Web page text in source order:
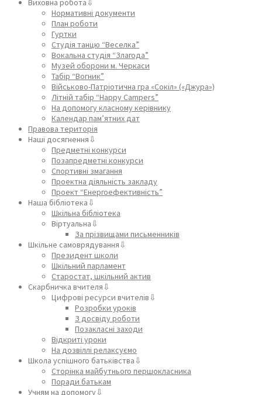
Виховна робота⇩
Нормативні документи
План роботи
Гуртки
Студія танцю “Веселка”
Вокальна студія “Злагода”
Музей оборони м. Черкаси
Табір “Вогник”
Військово-Патріотична гра «Сокіл» («Джура»)
Літній табір “Happy Campers”
На допомогу класному керівнику
Календар пам’ятних дат
Правова територія
Наші досягнення⇩
Предметні конкурси
Позапредметні конкурси
Спортивні змагання
Проектна діяльність закладу
Проект “Енергоефективність”
Наша бібліотека⇩
Шкільна бібліотека
Віртуальна⇩
За прізвищами письменників
Шкільне самоврядування⇩
Президент школи
Шкільний парламент
Старостат, шкільний актив
Скарбничка вчителя⇩
Цифрові ресурси вчителів⇩
Розробки уроків
З досвіду роботи
Позакласні заходи
Відкриті уроки
На дозвіллі релаксуємо
Школа успішного батьківства⇩
Сторінка майбутнього першокласника
Поради батькам
Учням на допомогу⇩